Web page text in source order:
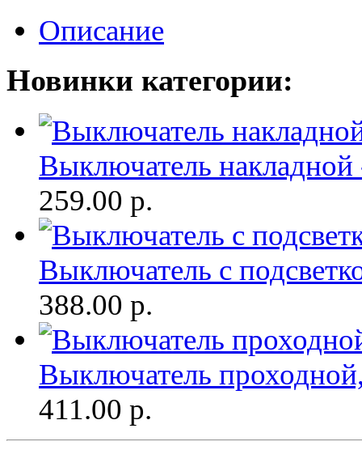
Описание
Новинки категории:
Выключатель
259.00 р.
Выключатель с
388.00 р.
Выключатель
411.00 р.